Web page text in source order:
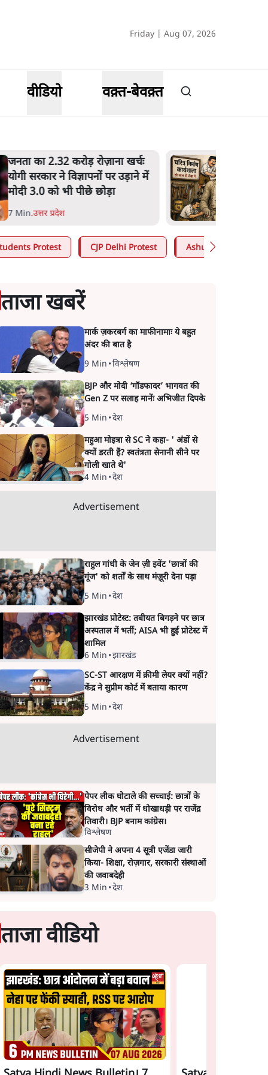
Friday | Aug 07, 2026
वीडियो वक़्त-बेवक़्त
जनता का 2.32 करोड़ रोज़ाना खर्चः
योगी सरकार ने विज्ञापनों पर उड़ाने में
मोदी 3.0 को भी पीछे छोड़ा
7 Min.उत्तर प्रदेश
Protest CJP Delhi Protest Ashutosh Ki Baat
ताजा खबरें
मार्क ज़करबर्ग का माफीनामाः ये बहुत
अंदर की बात है
9 Min •विश्लेषण
BJP और मोदी ‘गॉडफादर’ भागवत की
Gen Z पर सलाह मानेंः अभिजीत दिपके
5 Min •देश
महुआ मोइत्रा से SC ने कहा- ' अंडों से
क्यों डरती हैं? स्वतंत्रता सेनानी सीने पर
गोली खाते थे'
4 Min •देश
Advertisement
राहुल गांधी के जेन ज़ी इवेंट 'छात्रों की
गूंज' को शर्तों के साथ मंज़ूरी देना पड़ा
5 Min •देश
झारखंड प्रोटेस्ट: तबीयत बिगड़ने पर छात्र
अस्पताल में भर्ती; AISA भी हुई प्रोटेस्ट में
शामिल
6 Min •झारखंड
SC-ST आरक्षण में क्रीमी लेयर क्यों नहीं?
केंद्र ने सुप्रीम कोर्ट में बताया कारण
5 Min •देश
Advertisement
पेपर लीक घोटाले की सच्चाई: छात्रों के
विरोध और भर्ती में धोखाधड़ी पर राजेंद्र
तिवारी। BJP बनाम कांग्रेस।
विश्लेषण
सीजेपी ने अपना 4 सूत्री एजेंडा जारी
किया- शिक्षा, रोज़गार, सरकारी संस्थाओं
की जवाबदेही
3 Min •देश
ताजा वीडियो